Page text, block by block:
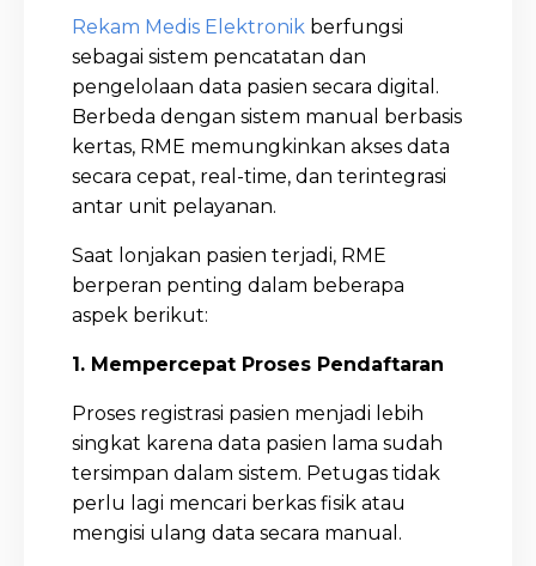
Rekam Medis Elektronik berfungsi
sebagai sistem pencatatan dan
pengelolaan data pasien secara digital.
Berbeda dengan sistem manual berbasis
kertas, RME memungkinkan akses data
secara cepat, real-time, dan terintegrasi
antar unit pelayanan.
Saat lonjakan pasien terjadi, RME
berperan penting dalam beberapa
aspek berikut:
1. Mempercepat Proses Pendaftaran
Proses registrasi pasien menjadi lebih
singkat karena data pasien lama sudah
tersimpan dalam sistem. Petugas tidak
perlu lagi mencari berkas fisik atau
mengisi ulang data secara manual.